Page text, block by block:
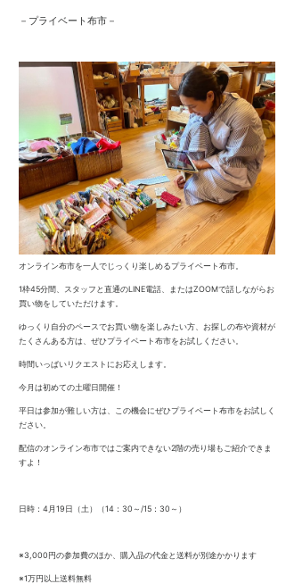
－プライベート布市－
オンライン布市を一人でじっくり楽しめるプライベート布市。
1枠45分間、スタッフと直通のLINE電話、またはZOOMで話しながらお
買い物をしていただけます。
ゆっくり自分のペースでお買い物を楽しみたい方、お探しの布や資材が
たくさんある方は、ぜひプライベート布市をお試しください。
時間いっぱいリクエストにお応えします。
今月は初めての土曜日開催！
平日は参加が難しい方は、この機会にぜひプライベート布市をお試しく
ださい。
配信のオンライン布市ではご案内できない2階の売り場もご紹介できま
すよ！
日時：4月19日（土）（14：30～/15：30～）
※3,000円の参加費のほか、購入品の代金と送料が別途かかります
※1万円以上送料無料